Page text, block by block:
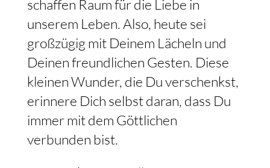
schaffen Raum für die Liebe in
unserem Leben. Also, heute sei
großzügig mit Deinem Lächeln und
Deinen freundlichen Gesten. Diese
kleinen Wunder, die Du verschenkst,
erinnere Dich selbst daran, dass Du
immer mit dem Göttlichen
verbunden bist.